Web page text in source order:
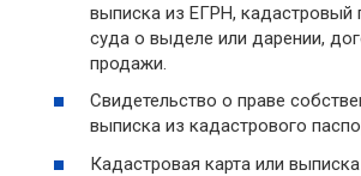
выписка из ЕГРН, кадастровый
суда о выделе или дарении,
продажи.
Свидетельство о праве
выписка из кадастрового
Кадастровая карта или